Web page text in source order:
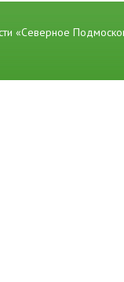
«Северное